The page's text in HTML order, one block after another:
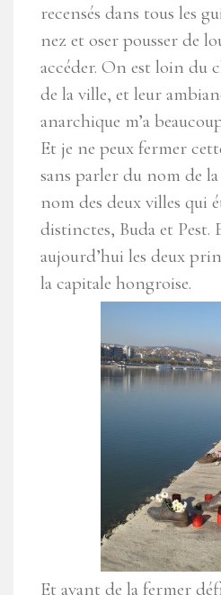
recensés dans tous les
nez et oser pousser de
accéder. On est loin du
de la ville, et leur
anarchique m’a
Et je ne peux fermer
sans parler du nom de
nom des deux villes qui
distinctes, Buda et Pest.
aujourd’hui les deux
la capitale hongroise.
Et avant de la fermer